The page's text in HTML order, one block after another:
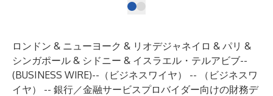
ロンドン & ニューヨーク & リオデジャネイロ & パリ &
シンガポール & シドニー & イスラエル・テルアビブ--
(BUSINESS WIRE)-- （ビジネスワイヤ） -- （ビジネスワ
イヤ） -- 銀行／金融サービスプロバイダー向けの財務デ